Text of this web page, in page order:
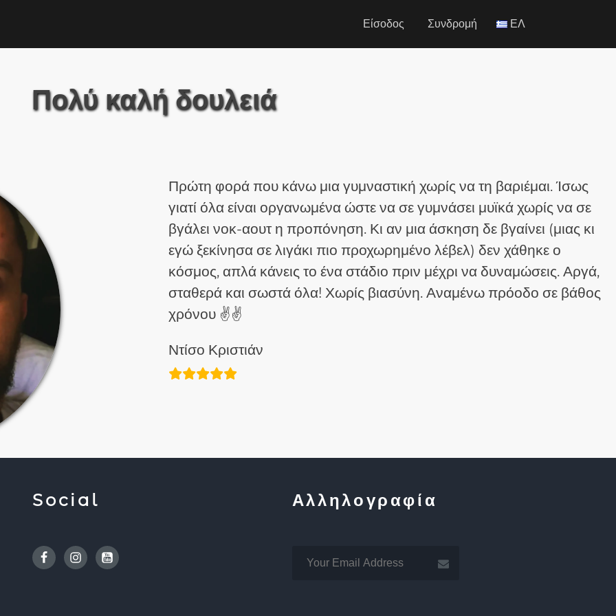
Είσοδος Συνδρομή ΕΛ
Πολύ καλή δουλειά
Πρώτη φορά που κάνω μια γυμναστική χωρίς να τη βαριέμαι. Ίσως
γιατί όλα είναι οργανωμένα ώστε να σε γυμνάσει μυϊκά χωρίς να σε
βγάλει νοκ-αουτ η προπόνηση. Κι αν μια άσκηση δε βγαίνει (μιας κι
εγώ ξεκίνησα σε λιγάκι πιο προχωρημένο λέβελ) δεν χάθηκε ο
κόσμος, απλά κάνεις το ένα στάδιο πριν μέχρι να δυναμώσεις. Αργά,
σταθερά και σωστά όλα! Χωρίς βιασύνη. Αναμένω πρόοδο σε βάθος
χρόνου ✌✌
Ντίσο Κριστιάν
Social
FacebookInstagramYoutube
Αλληλογραφία